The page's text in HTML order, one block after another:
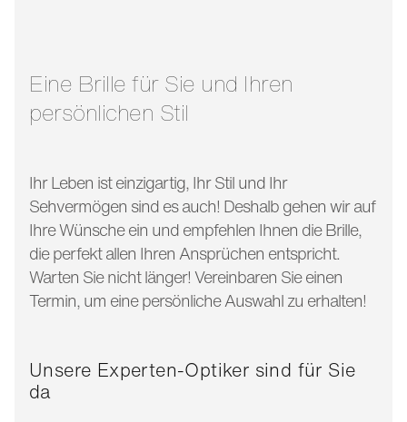
Eine Brille für Sie und Ihren
persönlichen Stil
Ihr Leben ist einzigartig, Ihr Stil und Ihr
Sehvermögen sind es auch! Deshalb gehen wir auf
Ihre Wünsche ein und empfehlen Ihnen die Brille,
die perfekt allen Ihren Ansprüchen entspricht.
Warten Sie nicht länger! Vereinbaren Sie einen
Termin, um eine persönliche Auswahl zu erhalten!
Unsere Experten-Optiker sind für Sie
da